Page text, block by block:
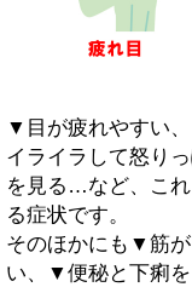
▼目が疲れやすい
イライラして怒り
を見る…など、こ
る症状です。
そのほかにも▼筋
い、▼便秘と下痢